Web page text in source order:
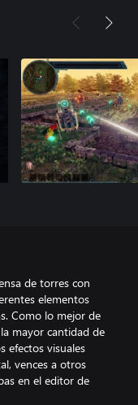
de torres con
elementos
Como lo mejor de
mayor cantidad de
efectos visuales
vences a otros
en el editor de